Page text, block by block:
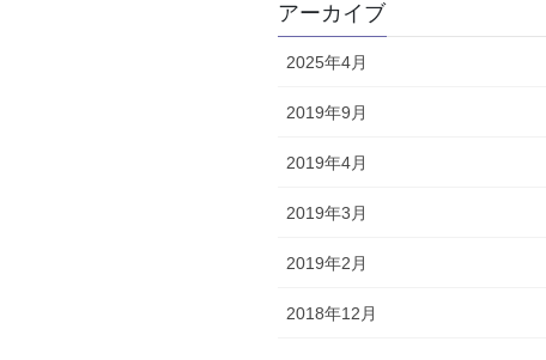
アーカイブ
2025年4月
2019年9月
2019年4月
2019年3月
2019年2月
2018年12月